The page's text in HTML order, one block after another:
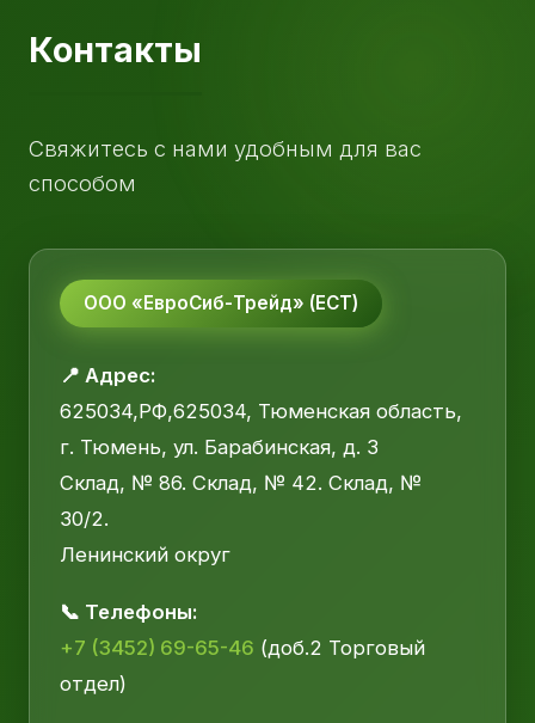
Контакты
Свяжитесь с нами удобным для вас
способом
ООО «ЕвроСиб-Трейд» (ЕСТ)
📍 Адрес:
625034,РФ,625034, Тюменская область,
г. Тюмень, ул. Барабинская, д. 3
Склад, № 86. Склад, № 42. Склад, №
30/2.
Ленинский округ
📞 Телефоны:
+7 (3452) 69-65-46 (доб.2 Торговый
отдел)